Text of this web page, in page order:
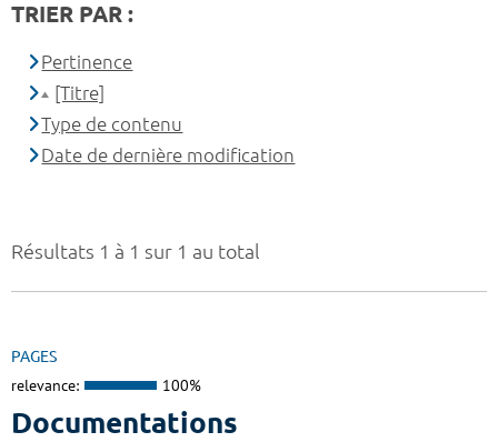
Résultats 1 à 1 sur 1 au total
PAGES
relevance: 100%
Documentations
TRIER PAR :
Pertinence
[Titre]
Type de contenu
Date de dernière modification